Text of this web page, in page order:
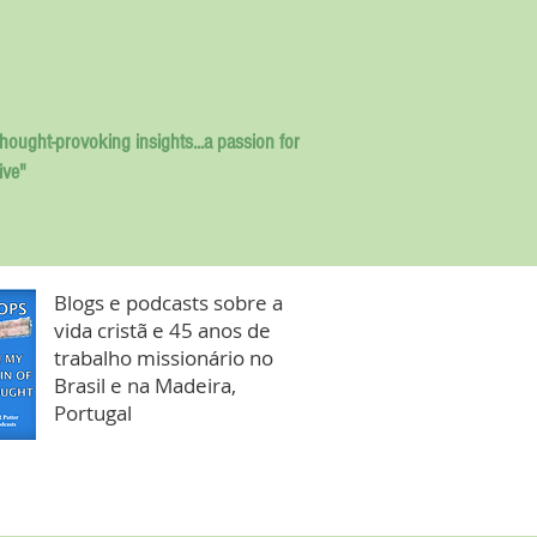
provoking insights...a passion for
Blogs e podcasts sobre a
vida cristã e 45 anos de
trabalho missionário no
Brasil e na Madeira,
Portugal